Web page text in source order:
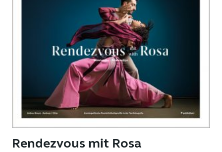
Rendezvous mit Rosa